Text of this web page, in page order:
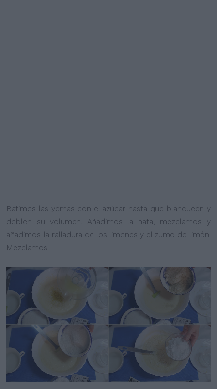
Batimos las yemas con el azúcar hasta que blanqueen y
doblen su volumen. Añadimos la nata, mezclamos y
añadimos la ralladura de los limones y el zumo de limón.
Mezclamos.